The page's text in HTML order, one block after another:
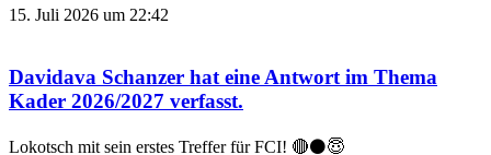
15. Juli 2026 um 22:42
Davidava Schanzer hat eine Antwort im Thema
Kader 2026/2027 verfasst.
Lokotsch mit sein erstes Treffer für FCI! 🔴⚫️😇